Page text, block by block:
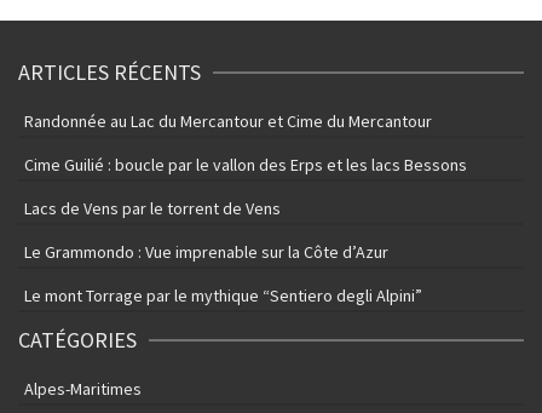
ARTICLES RÉCENTS
Randonnée au Lac du Mercantour et Cime du Mercantour
Cime Guilié : boucle par le vallon des Erps et les lacs Bessons
Lacs de Vens par le torrent de Vens
Le Grammondo : Vue imprenable sur la Côte d’Azur
Le mont Torrage par le mythique “Sentiero degli Alpini”
CATÉGORIES
Alpes-Maritimes